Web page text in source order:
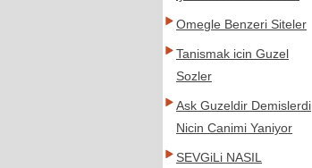
Omegle Benzeri Siteler
Tanismak icin Guzel
Sozler
Ask Guzeldir Demislerdi
Nicin Canimi Yaniyor
SEVGiLi NASIL